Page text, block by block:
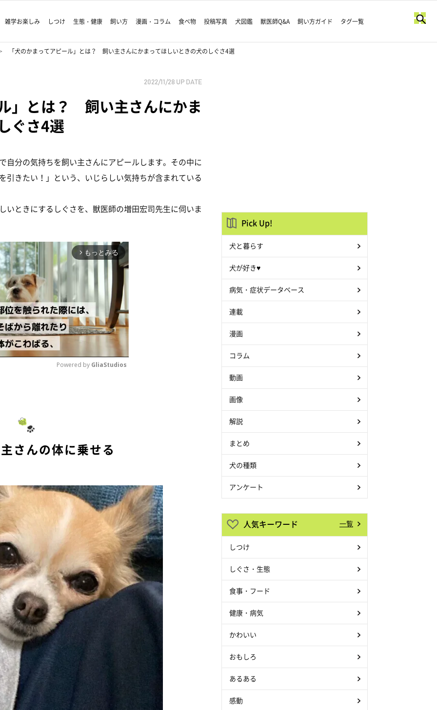
雑学お楽しみ しつけ 生態・健康 飼い方 漫画・コラム 食べ物 投稿写真 犬図鑑 獣医師Q&A 飼い方ガイド タグ一覧
「犬のかまってアピール」とは？ 飼い主さんにかまってほしいときの犬のしぐさ4選
2022/11/28 UP DATE
」とは？ 飼い主さんにかま
ぐさ4選
自分の気持ちを飼い主さんにアピールします。その中に
引きたい！」という、いじらしい気持ちが含まれている
いときにするしぐさを、獣医師の増田宏司先生に伺いま
arrow_forward_ios もっとみる
Powered by GliaStudios
さんの体に乗せる
Pick Up!
犬と暮らす
犬が好き♥
病気・症状データベース
連載
漫画
コラム
動画
画像
解説
まとめ
犬の種類
アンケート
人気キーワード 一覧
しつけ
しぐさ・生態
食事・フード
健康・病気
かわいい
おもしろ
あるある
感動